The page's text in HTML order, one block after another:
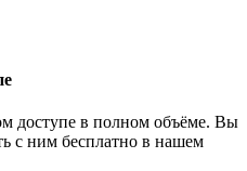
доступе в полном объёме. Вы
с ним бесплатно в нашем